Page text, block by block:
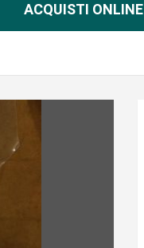
ACQUISTI ONLINE